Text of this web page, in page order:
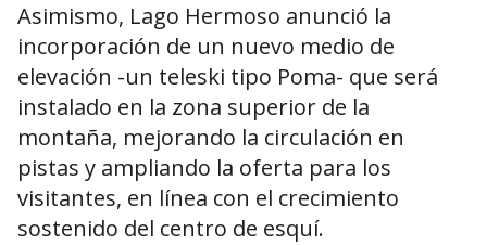
Asimismo, Lago Hermoso anunció la
incorporación de un nuevo medio de
elevación -un teleski tipo Poma- que será
instalado en la zona superior de la
montaña, mejorando la circulación en
pistas y ampliando la oferta para los
visitantes, en línea con el crecimiento
sostenido del centro de esquí.